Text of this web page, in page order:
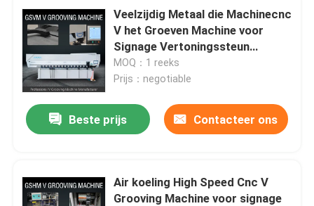
Veelzijdig Metaal die Machinecnc
V het Groeven Machine voor
Signage Vertoningssteun
groeven
MOQ：1 reeks
Prijs：negotiable
Beste prijs Contacteer ons
Air koeling High Speed Cnc V
Grooving Machine voor signage